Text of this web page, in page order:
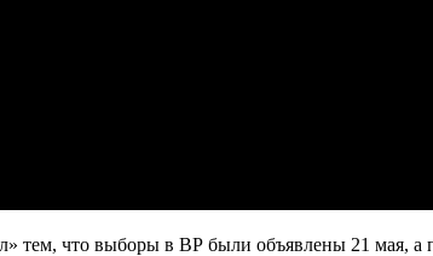
что выборы в ВР были объявлены 21 мая, а